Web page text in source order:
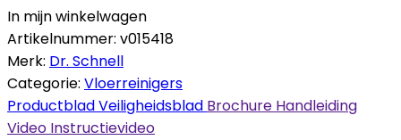
In mijn winkelwagen
Artikelnummer: v015418
Merk: Dr. Schnell
Categorie: Vloerreinigers
ProductbladVeiligheidsblad Brochure Handleiding
Video Instructievideo